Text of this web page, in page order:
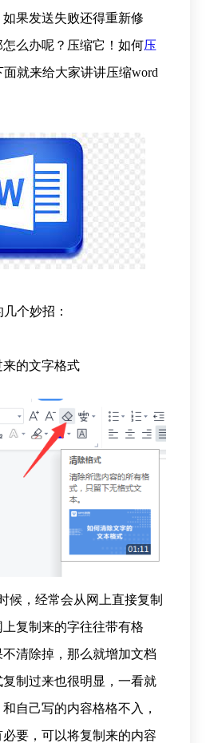
果发送失败还得重新修
么办呢？压缩它！如何压
面就来给大家讲讲压缩word
个妙招：
的文字格式
候，经常会从网上直接复制
复制来的字往往带有格
清除掉，那么就增加文档
制过来也很明显，一看就
自己写的内容格格不入，
要，可以将复制来的内容